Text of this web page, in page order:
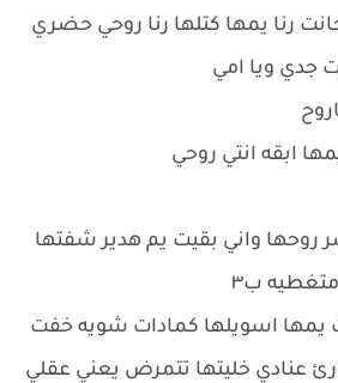
رنا يمها كتلها رنا روحي حضري
جدي ويا امي
ابقه انتي روحي
روحها واني بقيت يم هدير شفتها
ب٣
يمها اسويلها كمادات شويه خفت
عنادي خليتها تتمرض يعني عقلي